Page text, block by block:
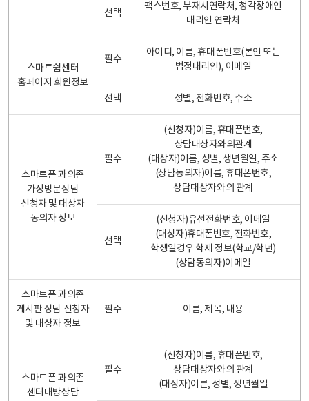
선택
팩스번호, 부재시연락처, 청각장애인
대리인 연락처
스마트쉼센터
홈페이지 회원정보
필수
아이디, 이름, 휴대폰번호(본인 또는
법정대리인), 이메일
선택 성별, 전화번호, 주소
스마트폰 과의존
가정방문상담
신청자 및 대상자
동의자 정보
필수
(신청자)이름, 휴대폰번호,
상담대상자와의관계
(대상자)이름, 성별, 생년월일, 주소
(상담동의자)이름, 휴대폰번호,
상담대상자와의 관계
선택
(신청자)유선전화번호, 이메일
(대상자)휴대폰번호, 전화번호,
학생일경우 학제 정보(학교/학년)
(상담동의자)이메일
스마트폰 과의존
게시판 상담 신청자
및 대상자 정보
필수 이름, 제목, 내용
스마트폰 과의존
센터내방상담
필수
(신청자)이름, 휴대폰번호,
상담대상자와의 관계
(대상자)이른, 성별, 생년월일